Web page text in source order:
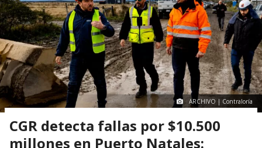
ARCHIVO | Contraloría
CGR detecta fallas por $10.500
millones en Puerto Natales: